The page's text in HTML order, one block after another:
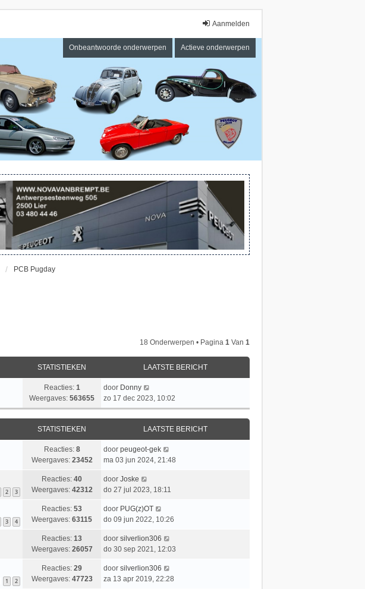
Aanmelden
Onbeantwoorde onderwerpen Actieve onderwerpen
PCB Pugday
18 Onderwerpen • Pagina 1 Van 1
STATISTIEKEN LAATSTE BERICHT
Reacties: 1
Weergaves: 563655
L
a
a
t
t
e
b
r
i
c
h
door Donny
zo 17 dec 2023, 10:02
STATISTIEKEN LAATSTE BERICHT
Reacties: 8
Weergaves: 23452
L
a
t
s
e
b
e
c
h
door peugeot-gek
ma 03 jun 2024, 21:48
2 3
Reacties: 40
Weergaves: 42312
L
a
t
s
e
b
e
door Joske
do 27 jul 2023, 18:11
3 4
Reacties: 53
Weergaves: 63115
L
a
t
s
e
b
door PUG(z)OT
do 09 jun 2022, 10:26
Reacties: 13
Weergaves: 26057
L
a
t
s
door silverlion306
do 30 sep 2021, 12:03
1 2
Reacties: 29
Weergaves: 47723
L
a
door silverlion306
za 13 apr 2019, 22:28